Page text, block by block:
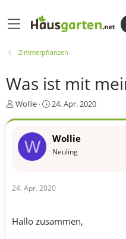
Zimmerpflanzen
Was ist mit
E
e
r
Wollie
E
t
a
24. Apr. 2020
W Wollie
Neuling
24. Apr. 2020
Hallo zusammen,